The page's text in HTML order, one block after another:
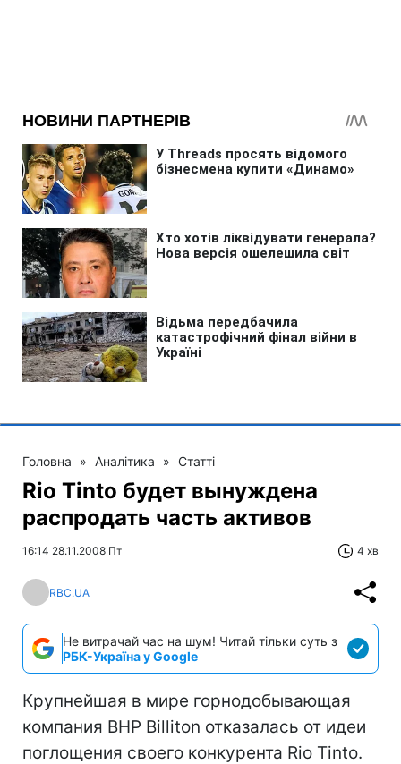
Головна » Аналітика » Статті
Rio Tinto будет вынуждена
распродать часть активов
16:14 28.11.2008 Пт 4 хв
RBC.UA
Не витрачай час на шум! Читай тільки суть з
РБК-Україна у Google
Крупнейшая в мире горнодобывающая
компания BHP Billiton отказалась от идеи
поглощения своего конкурента Rio Tinto.